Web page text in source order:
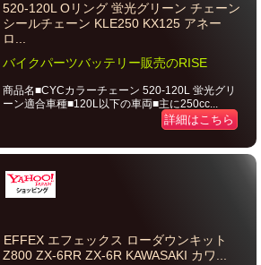
520-120L Oリング 蛍光グリーン チェーン
シールチェーン KLE250 KX125 アネー
ロ...
バイクパーツバッテリー販売のRISE
商品名■CYCカラーチェーン 520-120L 蛍光グリ
ーン適合車種■120L以下の車両■主に250cc...
詳細はこちら
EFFEX エフェックス ローダウンキット
Z800 ZX-6RR ZX-6R KAWASAKI カワ...